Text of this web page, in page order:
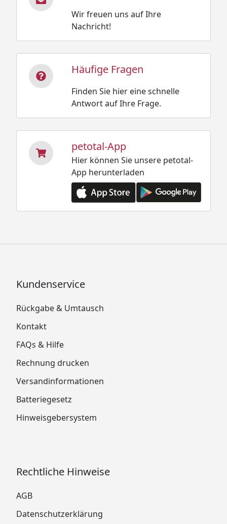
Wir freuen uns auf Ihre
Nachricht!
Häufige Fragen
Finden Sie hier eine schnelle
Antwort auf Ihre Frage.
petotal-App
Hier können Sie unsere petotal-
App herunterladen
Kundenservice
Rückgabe & Umtausch
Kontakt
FAQs & Hilfe
Rechnung drucken
Versandinformationen
Batteriegesetz
Hinweisgebersystem
Rechtliche Hinweise
AGB
Datenschutzerklärung